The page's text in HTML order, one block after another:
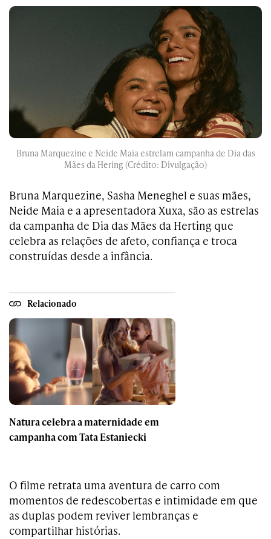
Bruna Marquezine e Neide Maia estrelam campanha de Dia das
Mães da Hering (Crédito: Divulgação)
Bruna Marquezine, Sasha Meneghel e suas mães,
Neide Maia e a apresentadora Xuxa, são as estrelas
da campanha de Dia das Mães da Herting que
celebra as relações de afeto, confiança e troca
construídas desde a infância.
Relacionado
Natura celebra a maternidade em
campanha com Tata Estaniecki
O filme retrata uma aventura de carro com
momentos de redescobertas e intimidade em que
as duplas podem reviver lembranças e
compartilhar histórias.